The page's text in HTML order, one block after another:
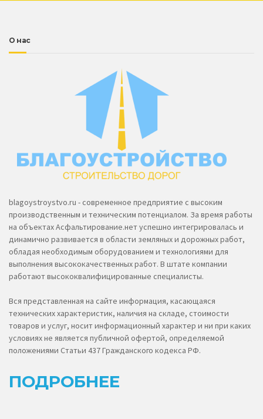
О нас
blagoystroystvo.ru - современное предприятие с высоким
производственным и техническим потенциалом. За время работы
на объектах Асфальтирование.нет успешно интегрировалась и
динамично развивается в области земляных и дорожных работ,
обладая необходимым оборудованием и технологиями для
выполнения высококачественных работ. В штате компании
работают высококвалифицированные специалисты.
Вся представленная на сайте информация, касающаяся
технических характеристик, наличия на складе, стоимости
товаров и услуг, носит информационный характер и ни при каких
условиях не является публичной офертой, определяемой
положениями Статьи 437 Гражданского кодекса РФ.
ПОДРОБНЕЕ